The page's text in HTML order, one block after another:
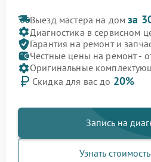
Выезд мастера на домза
Диагностика в сервисном
Гарантия на ремонт и
Честные цены на ремонт -
Оригинальные
Скидка для вас до 20%
Запись на
Узнать